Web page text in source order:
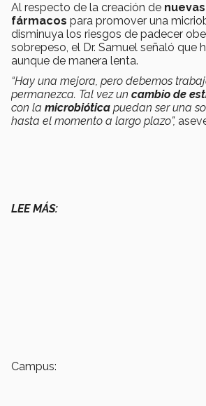
Al respecto de la creación de
fármacos para promover una
disminuya los riesgos de padecer
sobrepeso, el Dr. Samuel señaló que
aunque de manera lenta.
“Hay una mejora, pero debemos
permanezca. Tal vez un cambio de
con la microbiótica puedan ser una
hasta el momento a largo plazo”,
LEE MÁS:
Campus: